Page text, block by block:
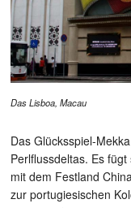
Das Lisboa, Macau
Das Glücksspiel-
Perlflussdeltas. Es
mit dem Festland
zur portugiesischen